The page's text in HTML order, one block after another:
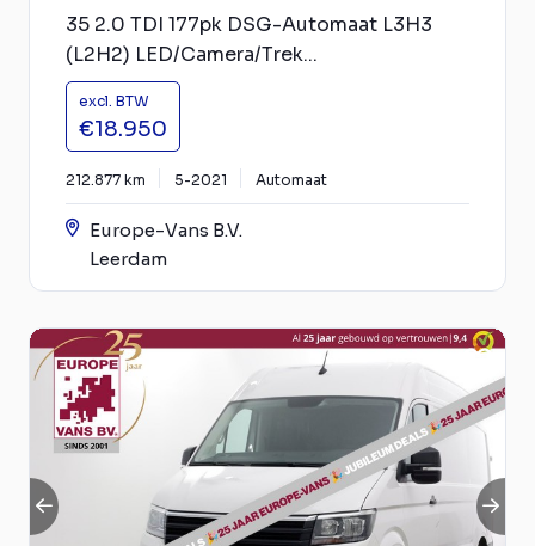
35 2.0 TDI 177pk DSG-Automaat L3H3
(L2H2) LED/Camera/Trek...
excl. BTW
€18.950
212.877 km 5-2021 Automaat
Europe-Vans B.V.
Leerdam